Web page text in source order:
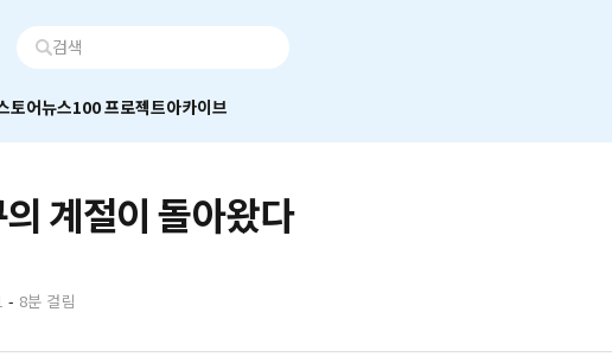
토어뉴스100 프로젝트아카이브
계절이 돌아왔다
- 8분 걸림